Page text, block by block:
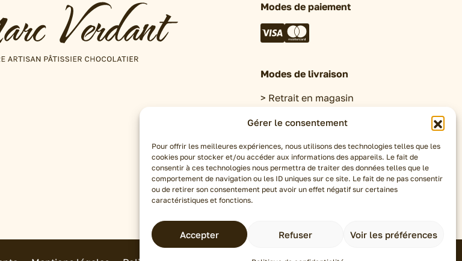
Gérer le consentement
Pour offrir les meilleures expériences, nous utilisons des technologies telles que les
cookies pour stocker et/ou accéder aux informations des appareils. Le fait de
consentir à ces technologies nous permettra de traiter des données telles que le
comportement de navigation ou les ID uniques sur ce site. Le fait de ne pas consentir
ou de retirer son consentement peut avoir un effet négatif sur certaines
caractéristiques et fonctions.
Accepter Refuser Voir les préférences
Modes de paiement
Modes de livraison
Retrait en magasin
Livraison Chronofresh
Espace pro